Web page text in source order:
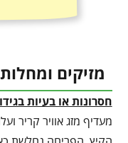
מזיקים
חסרונות או בעיות
מעדיף מזג אוויר קריר